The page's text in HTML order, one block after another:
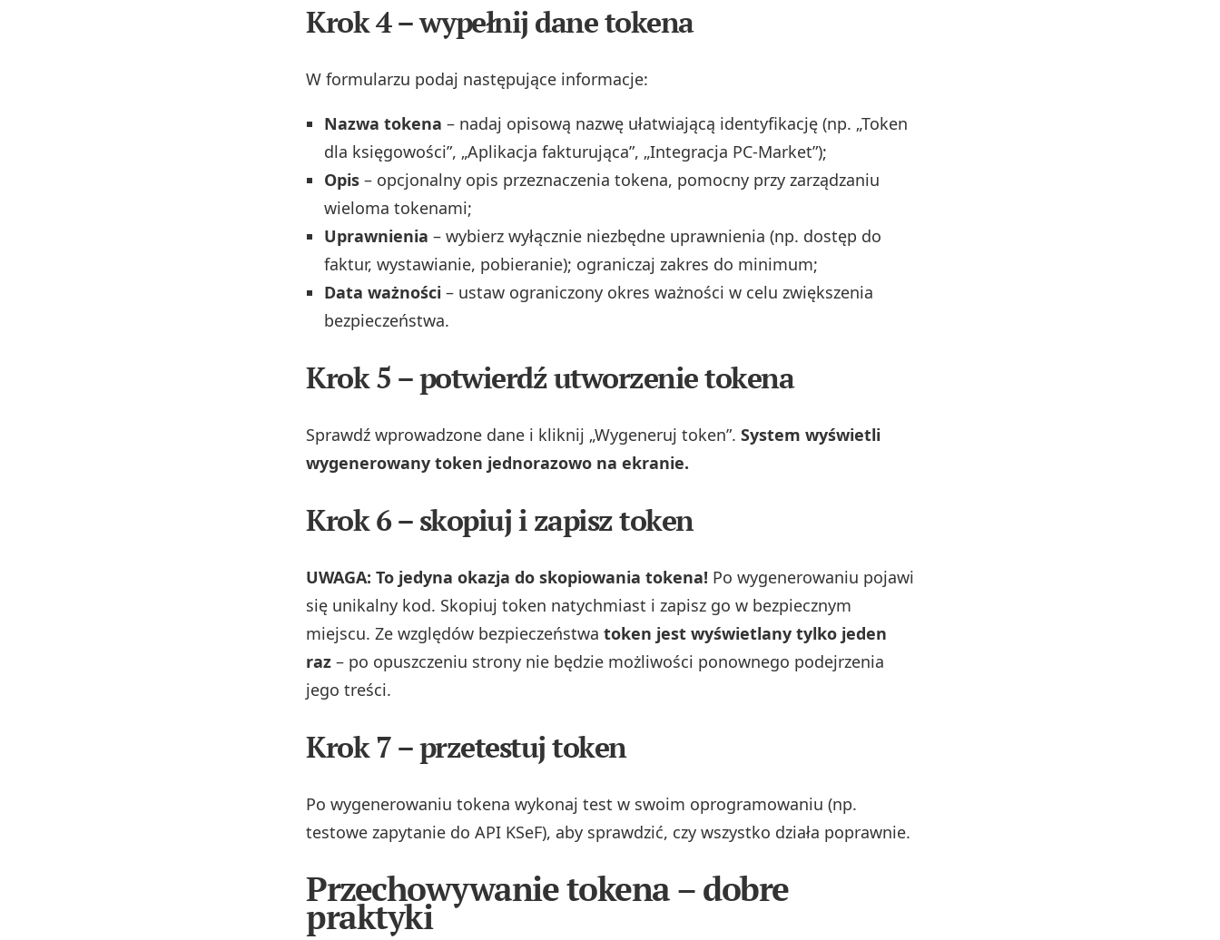
Krok 4 – wypełnij dane tokena
W formularzu podaj następujące informacje:
Nazwa tokena – nadaj opisową nazwę ułatwiającą identyfikację (np. „Token
dla księgowości”, „Aplikacja fakturująca”, „Integracja PC‑Market”);
Opis – opcjonalny opis przeznaczenia tokena, pomocny przy zarządzaniu
wieloma tokenami;
Uprawnienia – wybierz wyłącznie niezbędne uprawnienia (np. dostęp do
faktur, wystawianie, pobieranie); ograniczaj zakres do minimum;
Data ważności – ustaw ograniczony okres ważności w celu zwiększenia
bezpieczeństwa.
Krok 5 – potwierdź utworzenie tokena
Sprawdź wprowadzone dane i kliknij „Wygeneruj token”. System wyświetli
wygenerowany token jednorazowo na ekranie.
Krok 6 – skopiuj i zapisz token
UWAGA: To jedyna okazja do skopiowania tokena! Po wygenerowaniu pojawi
się unikalny kod. Skopiuj token natychmiast i zapisz go w bezpiecznym
miejscu. Ze względów bezpieczeństwa token jest wyświetlany tylko jeden
raz – po opuszczeniu strony nie będzie możliwości ponownego podejrzenia
jego treści.
Krok 7 – przetestuj token
Po wygenerowaniu tokena wykonaj test w swoim oprogramowaniu (np.
testowe zapytanie do API KSeF), aby sprawdzić, czy wszystko działa poprawnie.
Przechowywanie tokena – dobre
praktyki